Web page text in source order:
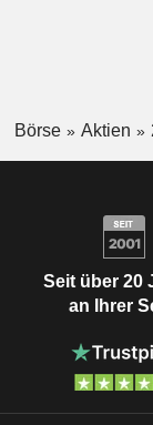
Börse Aktien
Seit über 20
an Ihrer